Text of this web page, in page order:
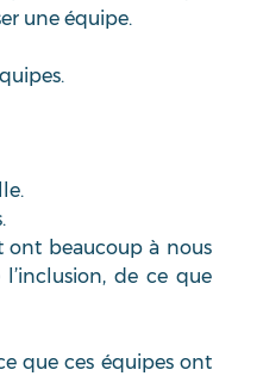
une équipe.
ont beaucoup à nous
de ce que
que ces équipes ont